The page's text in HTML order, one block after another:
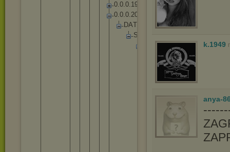
0.0.0.19
0.0.0.20
DAT
S
se
O
pl_PL
Chara
K
a
s
k.1949
anya-